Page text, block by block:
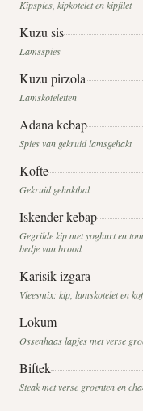
Kipspies, kipkotelet en kipfilet
Kuzu sis
Lamsspies
Kuzu pirzola
Lamskoteletten
Adana kebap
Spies van gekruid lamsgehakt
Kofte
Gekruid gehaktbal
Iskender kebap
Gegrilde kip met yoghurt en
bedje van brood
Karisik izgara
Vleesmix: kip, lamskotelet en
Lokum
Ossenhaas lapjes met verse
Biftek
Steak met verse groenten en